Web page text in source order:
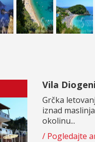
Vila
Grčka
iznad
okolinu...
/ Pogledajte